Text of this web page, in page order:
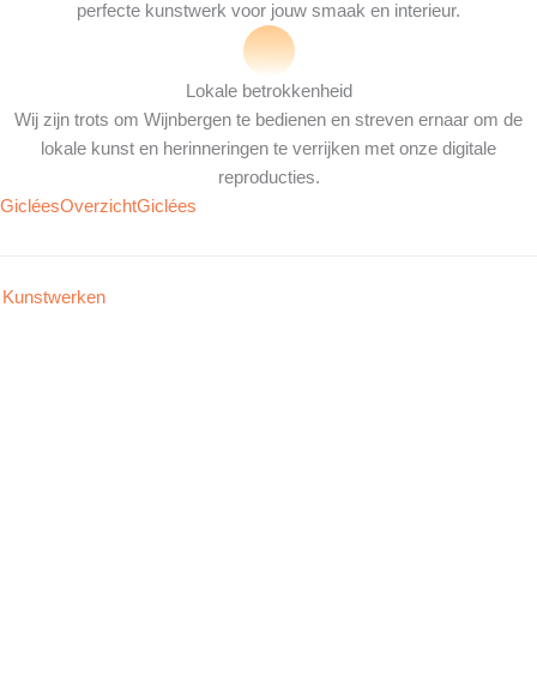
perfecte kunstwerk voor jouw smaak en interieur.
Lokale betrokkenheid
Wij zijn trots om Wijnbergen te bedienen en streven ernaar om de
lokale kunst en herinneringen te verrijken met onze digitale
reproducties.
GicléesOverzichtGiclées
Kunstwerken